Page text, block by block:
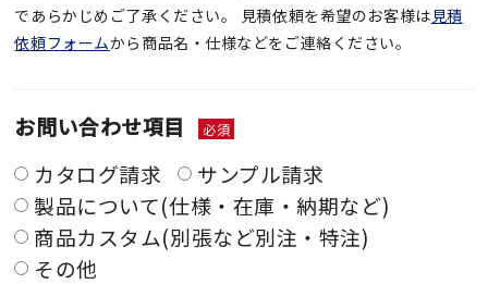
であらかじめご了承ください。
見積依頼を希望のお客様は見積
依頼フォームから商品名・仕様などをご連絡ください。
お問い合わせ項目 必須
カタログ請求
サンプル請求
製品について(仕様・在庫・納期など)
商品カスタム(別張など別注・特注)
その他